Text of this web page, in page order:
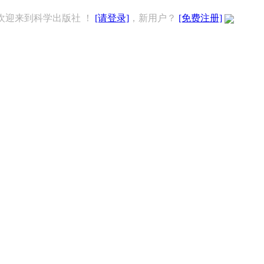
迎来到科学出版社 ！ [请登录] ，新用户？ [免费注册]